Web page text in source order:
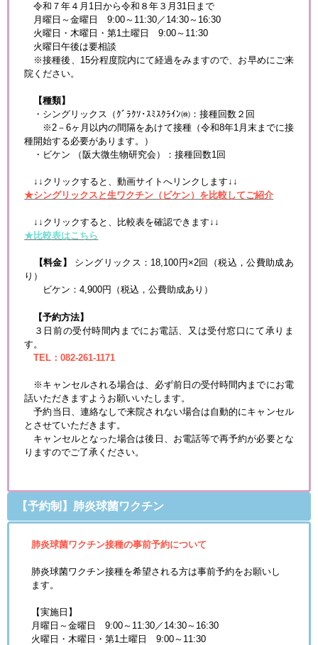
令和７年４月1日から令和８年３月31日まで
月曜日～金曜日 9:00～11:30／14:30～16:30
火曜日・木曜日・第1土曜日 9:00～11:30
火曜日午後は要相談
※接種後、15分程度院内にて経過をみますので、お早めにご来
院ください。
【種類】
・シングリックス（ｸﾞﾗｸｿ･ｽﾐｽｸﾗｲﾝ㈱：接種回数２回
※2－6ヶ月以内の間隔をあけて接種（令和8年1月末までに接
種開始する必要があります。）
・ビケン （阪大微生物研究会）：接種回数1回
↓↓クリックすると、動画サイトへリンクします↓↓
★シングリックスと生ワクチン（ビケン）を比較してご紹介
↓↓クリックすると、比較表を確認できます↓↓
★比較表はこちら
【料金】
シングリックス：18,100円×2回（税込，公費助成あ
り）
ビケン：4,900円（税込，公費助成あり）
【予約方法】
３日前の受付時間内までにお電話、又は受付窓口にて承りま
す。
TEL：082-261-1171
※キャンセルされる場合は、必ず前日の受付時間内までにお電
話いただきますようお願いいたします。
予約当日、連絡なしで来院されない場合は自動的にキャンセル
とさせていただきます。
キャンセルとなった場合は後日、お電話等で再予約が必要とな
りますのでご了承ください。
【予約制】肺炎球菌ワクチン
肺炎球菌ワクチン接種の事前予約について
肺炎球菌ワクチン接種を希望される方は事前予約をお願いし
ます。
【実施日】
月曜日～金曜日 9:00～11:30／14:30～16:30
火曜日・木曜日・第1土曜日 9:00～11:30